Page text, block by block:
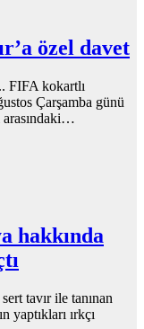
özel davet
FIFA kokartlı
Çarşamba günü
hakkında
sert tavır ile tanınan
yaptıkları ırkçı